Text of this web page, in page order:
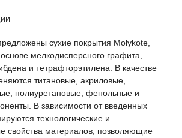
сухие покрытия Molykote,
мелкодисперсного графита,
и тетрафторэтилена. В качестве
титановые, акриловые,
полиуретановые, фенольные и
В зависимости от введенных
технологические и
свойства материалов, позволяющие